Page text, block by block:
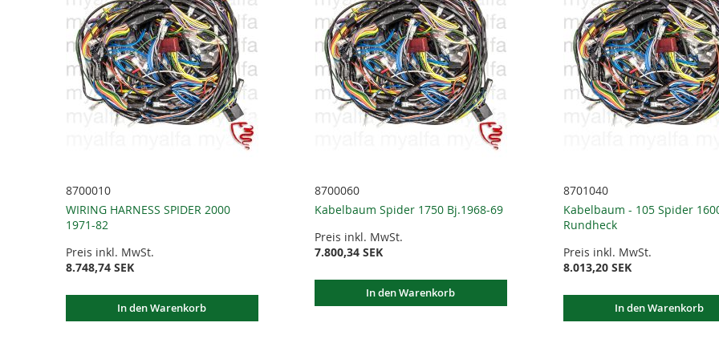
8700010
WIRING HARNESS SPIDER 2000
1971-82
Preis inkl. MwSt.
8.748,74 SEK
In den Warenkorb
8700060
Kabelbaum Spider 1750 Bj.1968-69
Preis inkl. MwSt.
7.800,34 SEK
In den Warenkorb
8701040
Kabelbaum - 105 Spider
Rundheck
Preis inkl. MwSt.
8.013,20 SEK
In den Warenkorb